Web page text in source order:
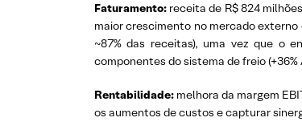
Faturamento: receita de R$ 824
maior crescimento no mercado externo
~87% das receitas), uma vez que o
componentes do sistema de freio
Rentabilidade: melhora da margem
os aumentos de custos e capturar